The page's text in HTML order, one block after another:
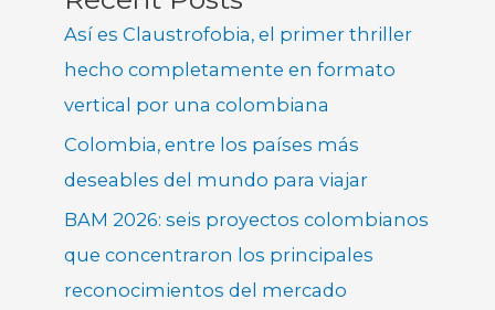
Así es Claustrofobia, el primer thriller
hecho completamente en formato
vertical por una colombiana
Colombia, entre los países más
deseables del mundo para viajar
BAM 2026: seis proyectos colombianos
que concentraron los principales
reconocimientos del mercado